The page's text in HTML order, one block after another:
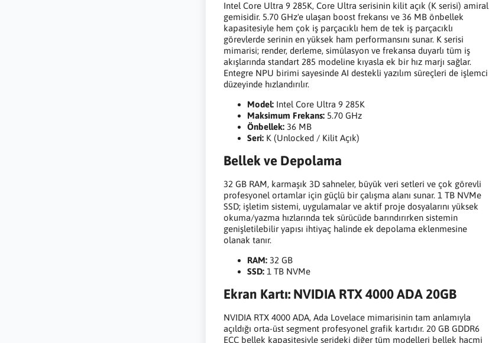
Intel Core Ultra 9 285K, Core Ultra serisinin kilit açık (K serisi) amiral
gemisidir. 5.70 GHz'e ulaşan boost frekansı ve 36 MB önbellek
kapasitesiyle hem çok iş parçacıklı hem de tek iş parçacıklı
görevlerde serinin en yüksek ham performansını sunar. K serisi
mimarisi; render, derleme, simülasyon ve frekansa duyarlı tüm iş
akışlarında standart 285 modeline kıyasla ek bir hız marjı sağlar.
Entegre NPU birimi sayesinde AI destekli yazılım süreçleri de işlemci
düzeyinde hızlandırılır.
Model: Intel Core Ultra 9 285K
Maksimum Frekans: 5.70 GHz
Önbellek: 36 MB
Seri: K (Unlocked / Kilit Açık)
Bellek ve Depolama
32 GB RAM, karmaşık 3D sahneler, büyük veri setleri ve çok görevli
profesyonel ortamlar için güçlü bir çalışma alanı sunar. 1 TB NVMe
SSD; işletim sistemi, uygulamalar ve aktif proje dosyalarını yüksek
okuma/yazma hızlarında tek sürücüde barındırırken sistemin
genişletilebilir yapısı ihtiyaç halinde ek depolama eklenmesine
olanak tanır.
RAM: 32 GB
SSD: 1 TB NVMe
Ekran Kartı: NVIDIA RTX 4000 ADA 20GB
NVIDIA RTX 4000 ADA, Ada Lovelace mimarisinin tam anlamıyla
açıldığı orta-üst segment profesyonel grafik kartıdır. 20 GB GDDR6
ECC bellek kapasitesiyle serideki diğer tüm modelleri bellek hacmi